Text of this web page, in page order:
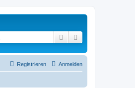
Suche
Anmelden
Registrieren